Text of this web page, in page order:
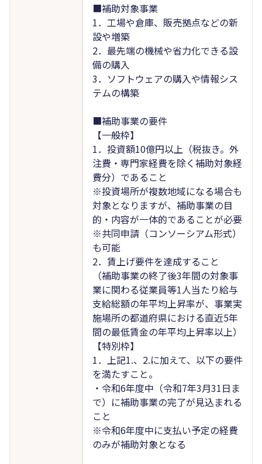
■補助対象事業
1．工場や倉庫、販売拠点などの新
設や増築
2．最先端の機械や省力化できる設
備の購入
3．ソフトウェアの購入や情報シス
テムの構築
■補助事業の要件
【一般枠】
1．投資額10億円以上（税抜き。外
注費・専門家経費を除く補助対象経
費分）であること
※投資場所が複数地域になる場合も
対象となりますが、補助事業の目
的・内容が一体的であることが必要
※共同申請（コンソーシアム形式）
も可能
2．賃上げ要件を達成すること
（補助事業の終了後3年間の対象事
業に関わる従業員等1人当たり給与
支給総額の年平均上昇率が、事業実
施場所の都道府県における直近5年
間の最低賃金の年平均上昇率以上）
【特別枠】
1．上記1.、2.に加えて、以下の要件
を満たすこと。
・令和6年度中（令和7年3月31日ま
で）に補助事業の完了が見込まれる
こと
※令和6年度中に支払い予定の経費
のみが補助対象となる